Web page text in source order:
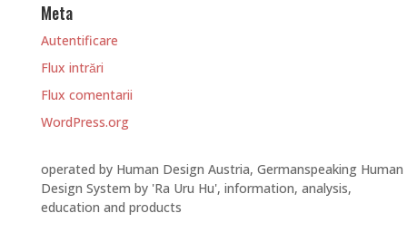
Meta
Autentificare
Flux intrări
Flux comentarii
WordPress.org
operated by Human Design Austria, Germanspeaking Human
Design System by 'Ra Uru Hu', information, analysis,
education and products